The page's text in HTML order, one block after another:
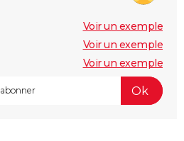
Voir un exemple
Voir un exemple
Voir un exemple